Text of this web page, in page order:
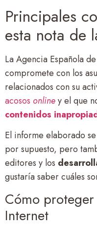
Principales
esta nota de
La Agencia Española
compromete con los
relacionados con su
acosos onliney el que
contenidos
El informe elaborado
por supuesto, pero
editores y los
gustaría saber cuáles
Cómo
Internet